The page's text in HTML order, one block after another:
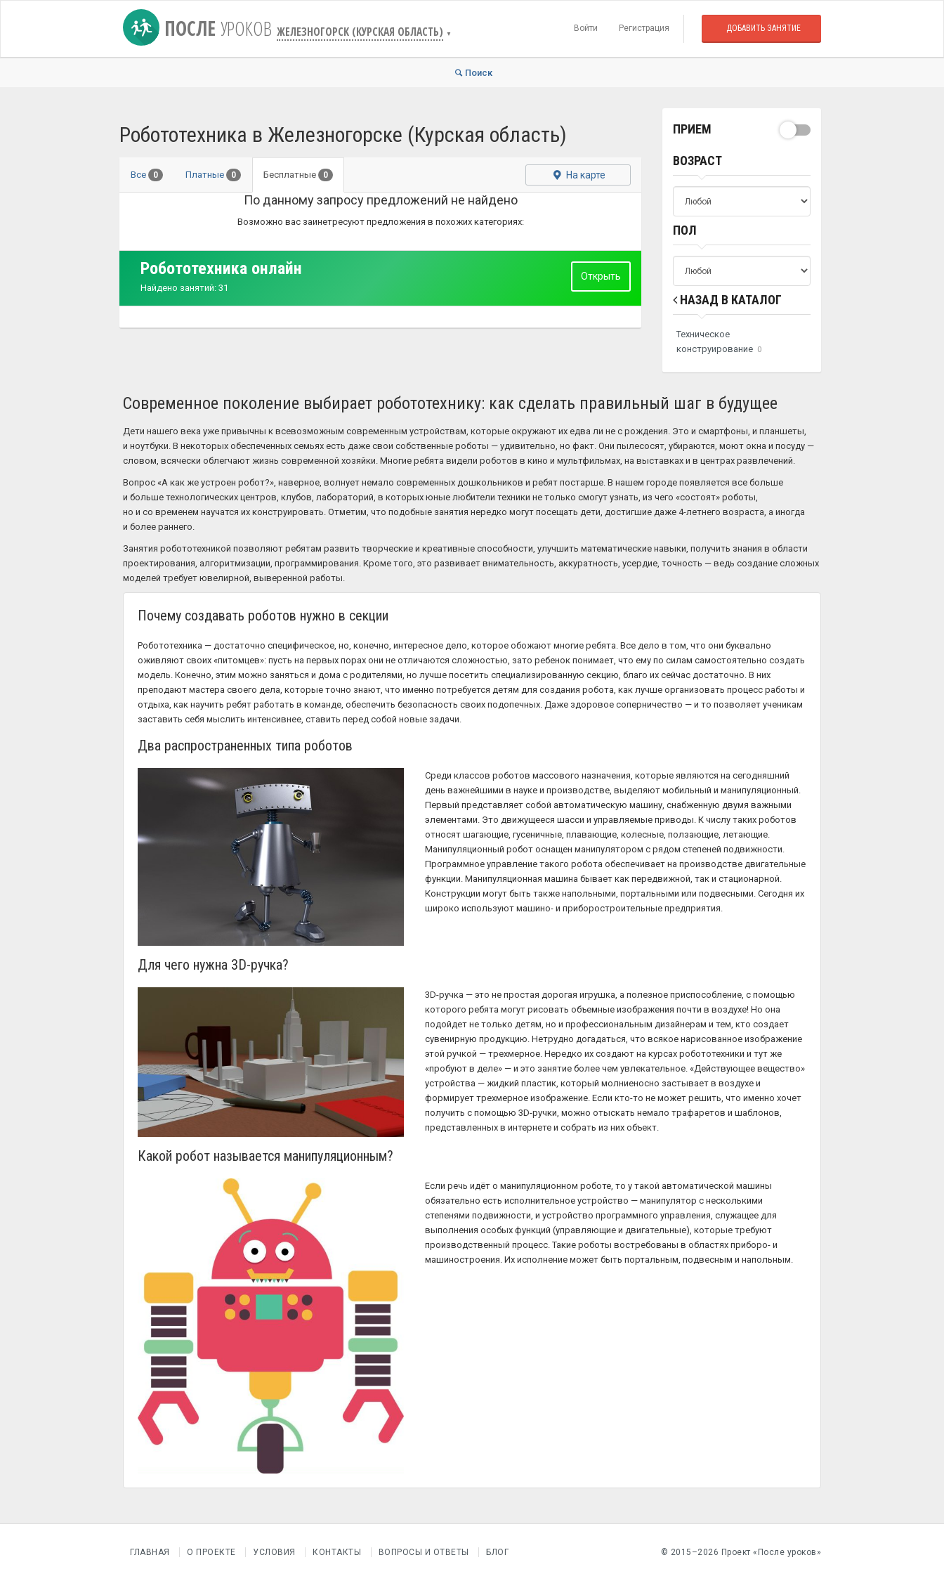
ПОСЛЕ УРОКОВ ЖЕЛЕЗНОГОРСК (КУРСКАЯ ОБЛАСТЬ) ▼
Войти Регистрация ДОБАВИТЬ ЗАНЯТИЕ
Поиск
Робототехника в Железногорске (Курская область)
Все 0 Платные 0 Бесплатные 0 На карте
По данному запросу предложений не найдено
Возможно вас заинетресуют предложения в похожих категориях:
Робототехника онлайн
Найдено занятий: 31
Открыть
ПРИЕМ
ВОЗРАСТ
ПОЛ
НАЗАД В КАТАЛОГ
Техническое
конструирование 0
Современное поколение выбирает робототехнику: как сделать правильный шаг в будущее
Дети нашего века уже привычны к всевозможным современным устройствам, которые окружают их едва ли не с рождения. Это и смартфоны, и планшеты,
и ноутбуки. В некоторых обеспеченных семьях есть даже свои собственные роботы — удивительно, но факт. Они пылесосят, убираются, моют окна и посуду —
словом, всячески облегчают жизнь современной хозяйки. Многие ребята видели роботов в кино и мультфильмах, на выставках и в центрах развлечений.
Вопрос «А как же устроен робот?», наверное, волнует немало современных дошкольников и ребят постарше. В нашем городе появляется все больше
и больше технологических центров, клубов, лабораторий, в которых юные любители техники не только смогут узнать, из чего «состоят» роботы,
но и со временем научатся их конструировать. Отметим, что подобные занятия нередко могут посещать дети, достигшие даже 4-летнего возраста, а иногда
и более раннего.
Занятия робототехникой позволяют ребятам развить творческие и креативные способности, улучшить математические навыки, получить знания в области
проектирования, алгоритмизации, программирования. Кроме того, это развивает внимательность, аккуратность, усердие, точность — ведь создание сложных
моделей требует ювелирной, выверенной работы.
Почему создавать роботов нужно в секции
Робототехника — достаточно специфическое, но, конечно, интересное дело, которое обожают многие ребята. Все дело в том, что они буквально
оживляют своих «питомцев»: пусть на первых порах они не отличаются сложностью, зато ребенок понимает, что ему по силам самостоятельно создать
модель. Конечно, этим можно заняться и дома с родителями, но лучше посетить специализированную секцию, благо их сейчас достаточно. В них
преподают мастера своего дела, которые точно знают, что именно потребуется детям для создания робота, как лучше организовать процесс работы и
отдыха, как научить ребят работать в команде, обеспечить безопасность своих подопечных. Даже здоровое соперничество — и то позволяет ученикам
заставить себя мыслить интенсивнее, ставить перед собой новые задачи.
Два распространенных типа роботов
Среди классов роботов массового назначения, которые являются на сегодняшний
день важнейшими в науке и производстве, выделяют мобильный и манипуляционный.
Первый представляет собой автоматическую машину, снабженную двумя важными
элементами. Это движущееся шасси и управляемые приводы. К числу таких роботов
относят шагающие, гусеничные, плавающие, колесные, ползающие, летающие.
Манипуляционный робот оснащен манипулятором с рядом степеней подвижности.
Программное управление такого робота обеспечивает на производстве двигательные
функции. Манипуляционная машина бывает как передвижной, так и стационарной.
Конструкции могут быть также напольными, портальными или подвесными. Сегодня их
широко используют машино- и приборостроительные предприятия.
Для чего нужна 3D-ручка?
3D-ручка — это не простая дорогая игрушка, а полезное приспособление, с помощью
которого ребята могут рисовать объемные изображения почти в воздухе! Но она
подойдет не только детям, но и профессиональным дизайнерам и тем, кто создает
сувенирную продукцию. Нетрудно догадаться, что всякое нарисованное изображение
этой ручкой — трехмерное. Нередко их создают на курсах робототехники и тут же
«пробуют в деле» — и это занятие более чем увлекательное. «Действующее вещество»
устройства — жидкий пластик, который молниеносно застывает в воздухе и
формирует трехмерное изображение. Если кто-то не может решить, что именно хочет
получить с помощью 3D-ручки, можно отыскать немало трафаретов и шаблонов,
представленных в интернете и собрать из них объект.
Какой робот называется манипуляционным?
Если речь идёт о манипуляционном роботе, то у такой автоматической машины
обязательно есть исполнительное устройство — манипулятор с несколькими
степенями подвижности, и устройство программного управления, служащее для
выполнения особых функций (управляющие и двигательные), которые требуют
производственный процесс. Такие роботы востребованы в областях приборо- и
машиностроения. Их исполнение может быть портальным, подвесным и напольным.
ГЛАВНАЯ О ПРОЕКТЕ УСЛОВИЯ КОНТАКТЫ ВОПРОСЫ И ОТВЕТЫ БЛОГ © 2015–2026 Проект «После уроков»